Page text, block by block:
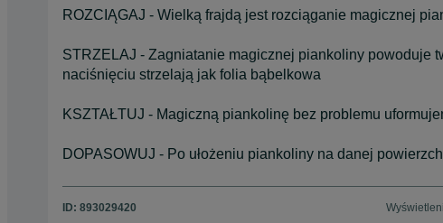
ROZCIĄGAJ - Wielką frajdą jest rozciąganie magicznej
STRZELAJ - Zagniatanie magicznej piankoliny powoduje
naciśnięciu strzelają jak folia bąbelkowa
KSZTAŁTUJ - Magiczną piankolinę bez problemu
DOPASOWUJ - Po ułożeniu piankoliny na danej
ID: 893029420